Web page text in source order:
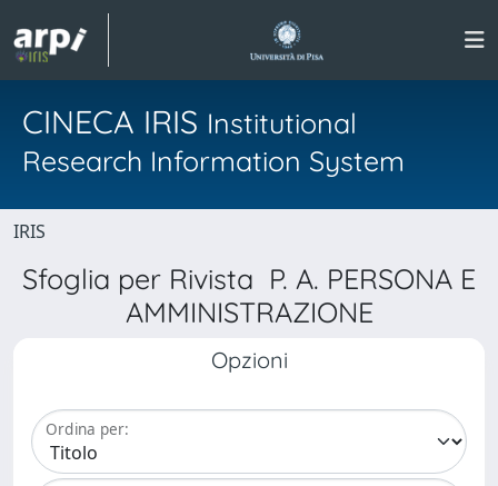
CINECA IRIS Institutional
Research Information System
IRIS
Sfoglia per Rivista P. A. PERSONA E
AMMINISTRAZIONE
Opzioni
Ordina per: